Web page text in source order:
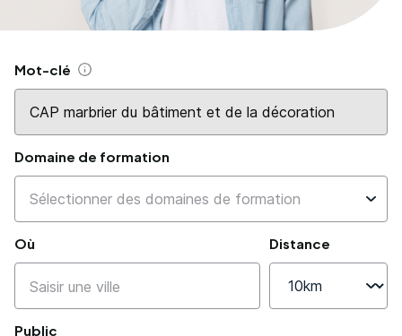
Mot-clé Aide
Domaine de formation
Où Distance
Public